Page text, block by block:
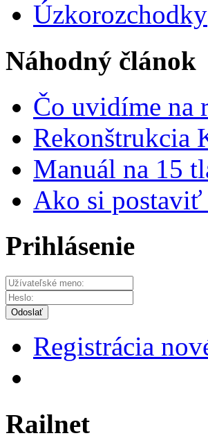
Úzkorozchodky
Náhodný článok
Čo uvidíme na
Rekonštrukcia
Manuál na 15
Ako si postaviť
Prihlásenie
Odoslať
Registrácia
Railnet